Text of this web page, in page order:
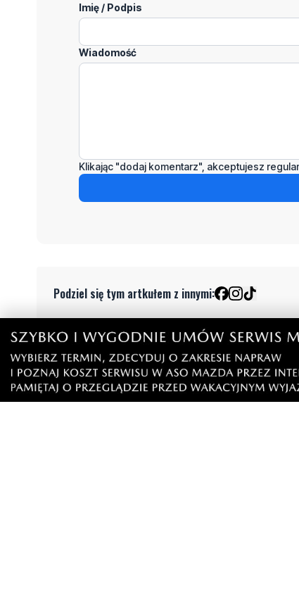
Imię / Podpis
Wiadomość
Klikając "dodaj komentarz", akceptujesz
Podziel się tym artkułem z innymi:
Czytaj również